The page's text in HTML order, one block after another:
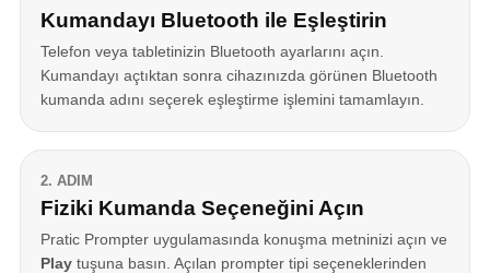
Kumandayı Bluetooth ile Eşleştirin
Telefon veya tabletinizin Bluetooth ayarlarını açın.
Kumandayı açtıktan sonra cihazınızda görünen Bluetooth
kumanda adını seçerek eşleştirme işlemini tamamlayın.
2. ADIM
Fiziki Kumanda Seçeneğini Açın
Pratic Prompter uygulamasında konuşma metninizi açın ve
Play tuşuna basın. Açılan prompter tipi seçeneklerinden